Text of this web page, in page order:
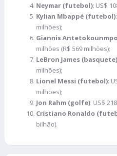
Neymar (futebol): US$
Kylian Mbappé (futebol)
milhões);
Giannis
milhões (R$ 569 milhões);
LeBron James (basquete)
milhões);
Lionel Messi (futebol):
milhões);
Jon Rahm (golfe): US$
Cristiano Ronaldo
bilhão).